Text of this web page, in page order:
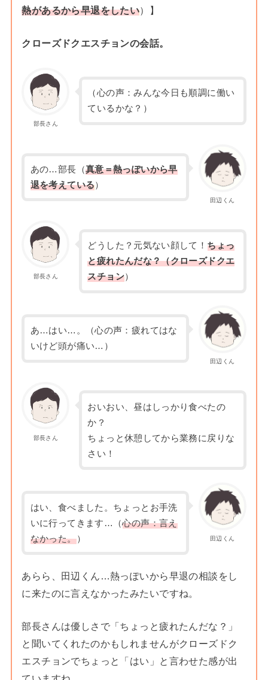
熱があるから早退をしたい）】
クローズドクエスチョンの会話。
部長さん
（心の声：みんな今日も順調に働い
ているかな？）
田辺くん
あの…部長（真意＝熱っぽいから早
退を考えている）
部長さん
どうした？元気ない顔して！ ちょっ
と疲れたんだな？（クローズドクエ
スチョン）
田辺くん
あ…はい…。（心の声：疲れてはな
いけど頭が痛い…）
部長さん
おいおい、昼はしっかり食べたの
か？
ちょっと休憩してから業務に戻りな
さい！
田辺くん
はい、食べました。ちょっとお手洗
いに行ってきます…（心の声：言え
なかった。）
あらら、田辺くん…熱っぽいから早退の相談をし
に来たのに言えなかったみたいですね。
部長さんは優しさで「ちょっと疲れたんだな？」
と聞いてくれたのかもしれませんがクローズドク
エスチョンでちょっと「はい」と言わせた感が出